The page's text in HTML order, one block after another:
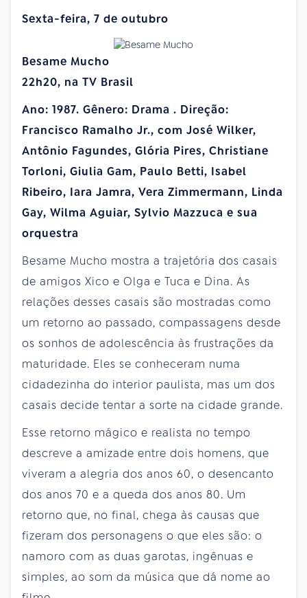
Sexta-feira, 7 de outubro
Besame Mucho
22h20, na TV Brasil
Ano: 1987. Gênero: Drama . Direção:
Francisco Ramalho Jr., com José Wilker,
Antônio Fagundes, Glória Pires, Christiane
Torloni, Giulia Gam, Paulo Betti, Isabel
Ribeiro, Iara Jamra, Vera Zimmermann, Linda
Gay, Wilma Aguiar, Sylvio Mazzuca e sua
orquestra
Besame Mucho mostra a trajetória dos casais
de amigos Xico e Olga e Tuca e Dina. As
relações desses casais são mostradas como
um retorno ao passado, compassagens desde
os sonhos de adolescência às frustrações da
maturidade. Eles se conheceram numa
cidadezinha do interior paulista, mas um dos
casais decide tentar a sorte na cidade grande.
Esse retorno mágico e realista no tempo
descreve a amizade entre dois homens, que
viveram a alegria dos anos 60, o desencanto
dos anos 70 e a queda dos anos 80. Um
retorno que, no final, chega às causas que
fizeram dos personagens o que eles são: o
namoro com as duas garotas, ingênuas e
simples, ao som da música que dá nome ao